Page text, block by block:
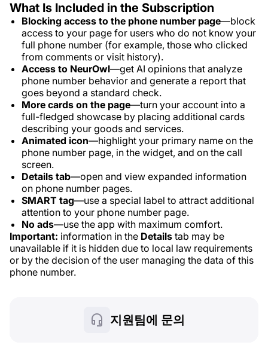
What Is Included in the Subscription
Blocking access to the phone number page—block
access to your page for users who do not know your
full phone number (for example, those who clicked
from comments or visit history).
Access to NeurOwl—get AI opinions that analyze
phone number behavior and generate a report that
goes beyond a standard check.
More cards on the page—turn your account into a
full-fledged showcase by placing additional cards
describing your goods and services.
Animated icon—highlight your primary name on the
phone number page, in the widget, and on the call
screen.
Details tab—open and view expanded information
on phone number pages.
SMART tag—use a special label to attract additional
attention to your phone number page.
No ads—use the app with maximum comfort.
Important: information in the Details tab may be
unavailable if it is hidden due to local law requirements
or by the decision of the user managing the data of this
phone number.
지원팀에 문의